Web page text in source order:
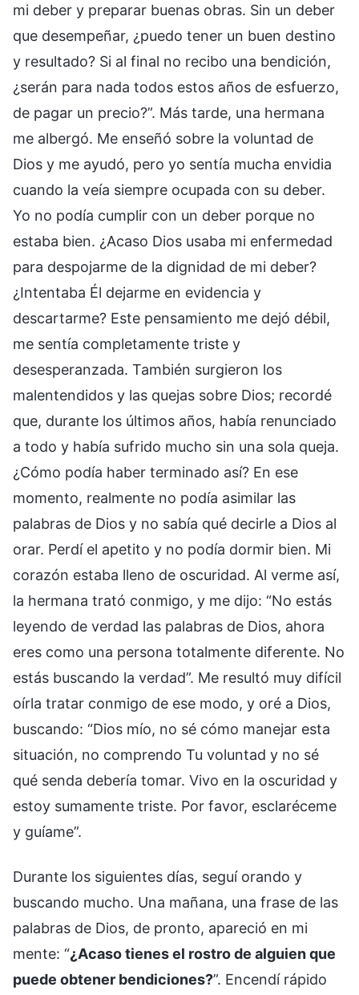
mi deber y preparar buenas obras. Sin un deber
que desempeñar, ¿puedo tener un buen destino
y resultado? Si al final no recibo una bendición,
¿serán para nada todos estos años de esfuerzo,
de pagar un precio?”. Más tarde, una hermana
me albergó. Me enseñó sobre la voluntad de
Dios y me ayudó, pero yo sentía mucha envidia
cuando la veía siempre ocupada con su deber.
Yo no podía cumplir con un deber porque no
estaba bien. ¿Acaso Dios usaba mi enfermedad
para despojarme de la dignidad de mi deber?
¿Intentaba Él dejarme en evidencia y
descartarme? Este pensamiento me dejó débil,
me sentía completamente triste y
desesperanzada. También surgieron los
malentendidos y las quejas sobre Dios; recordé
que, durante los últimos años, había renunciado
a todo y había sufrido mucho sin una sola queja.
¿Cómo podía haber terminado así? En ese
momento, realmente no podía asimilar las
palabras de Dios y no sabía qué decirle a Dios al
orar. Perdí el apetito y no podía dormir bien. Mi
corazón estaba lleno de oscuridad. Al verme así,
la hermana trató conmigo, y me dijo: “No estás
leyendo de verdad las palabras de Dios, ahora
eres como una persona totalmente diferente. No
estás buscando la verdad”. Me resultó muy difícil
oírla tratar conmigo de ese modo, y oré a Dios,
buscando: “Dios mío, no sé cómo manejar esta
situación, no comprendo Tu voluntad y no sé
qué senda debería tomar. Vivo en la oscuridad y
estoy sumamente triste. Por favor, esclaréceme
y guíame”.
Durante los siguientes días, seguí orando y
buscando mucho. Una mañana, una frase de las
palabras de Dios, de pronto, apareció en mi
mente: “¿Acaso tienes el rostro de alguien que
puede obtener bendiciones?”. Encendí rápido